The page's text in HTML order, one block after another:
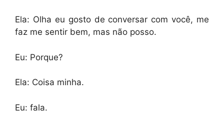
Ela: Olha eu gosto de conversar com você, me
faz me sentir bem, mas não posso.
Eu: Porque?
Ela: Coisa minha.
Eu: fala.